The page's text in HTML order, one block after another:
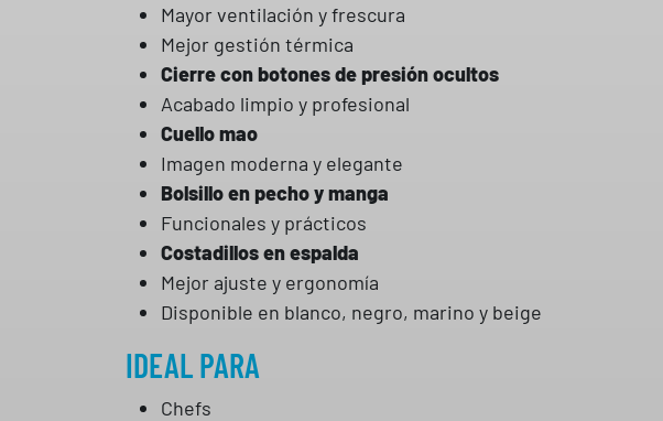
Mayor ventilación y frescura
Mejor gestión térmica
Cierre con botones de presión ocultos
Acabado limpio y profesional
Cuello mao
Imagen moderna y elegante
Bolsillo en pecho y manga
Funcionales y prácticos
Costadillos en espalda
Mejor ajuste y ergonomía
Disponible en blanco, negro, marino y beige
IDEAL PARA
Chefs